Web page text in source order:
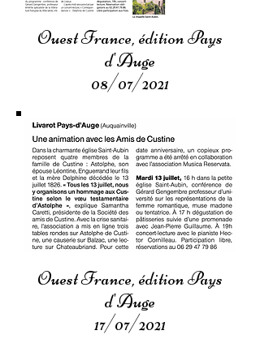
Ouest France, édition Pays
d'Auge
08/07/2021
Ouest France, édition Pays
d'Auge
17/07/2021